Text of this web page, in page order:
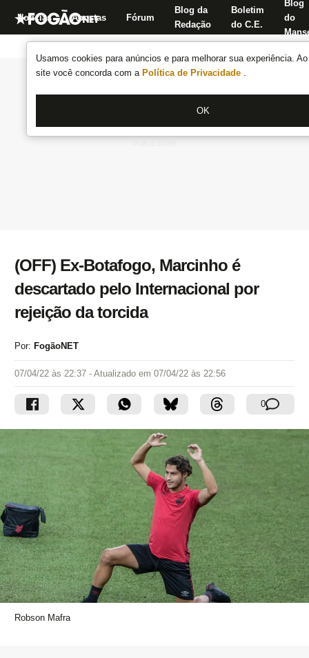
Usamos cookies para anúncios e para melhorar sua experiência.
site você concorda com a Política de Privacidade .
OK
Notícias Apostas Fórum
Blog da
Redação
Boletim
do C.E.
Blog
do
(OFF) Ex-Botafogo, Marcinho é
descartado pelo Internacional por
rejeição da torcida
Por: FogãoNET
07/04/22 às 22:37 - Atualizado em 07/04/22 às 22:56
0
Robson Mafra